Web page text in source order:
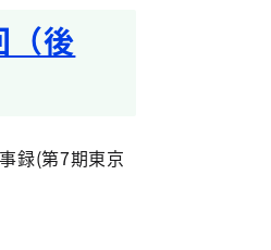
（後
録(第7期東京